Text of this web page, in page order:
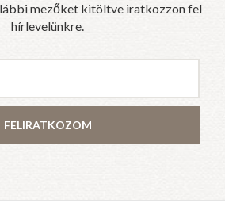
mezőket kitöltve iratkozzon fel
hírlevelünkre.
FELIRATKOZOM